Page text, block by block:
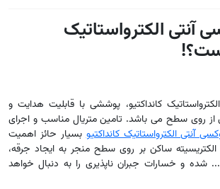
آنتی الکترواستاتیک
کانداکتیو، پوششی با قابلیت هدایت و
از روی سطح می باشد. تامین متریال مناسب و اجرای
آنتی الکترواستاتیک کانداکتیوبسیار حائز اهمیت
ساکن بر روی سطح منجر به ایجاد جرقه،
شده و خسارات جبران ناپذیری را به دنبال خواهد